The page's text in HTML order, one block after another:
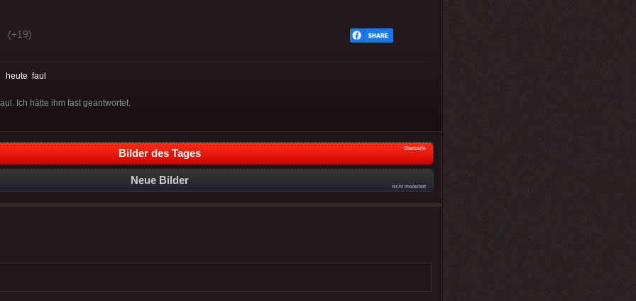
(+19)
heute faul
Ich hätte ihm fast geantwortet.
Bilder des Tages Startseite
Neue Bilder
nicht moderiert